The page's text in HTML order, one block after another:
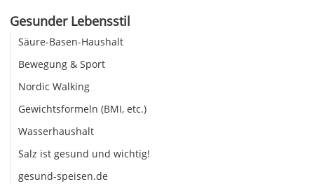
Gesunder Lebensstil
Säure-Basen-Haushalt
Bewegung & Sport
Nordic Walking
Gewichtsformeln (BMI, etc.)
Wasserhaushalt
Salz ist gesund und wichtig!
gesund-speisen.de